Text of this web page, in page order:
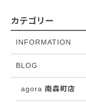
カテゴリー
INFORMATION
BLOG
agora 南森町店